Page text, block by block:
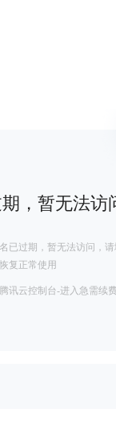
，暂无法访
已过期，暂无法访问，
复正常使用
讯云控制台-进入急需续